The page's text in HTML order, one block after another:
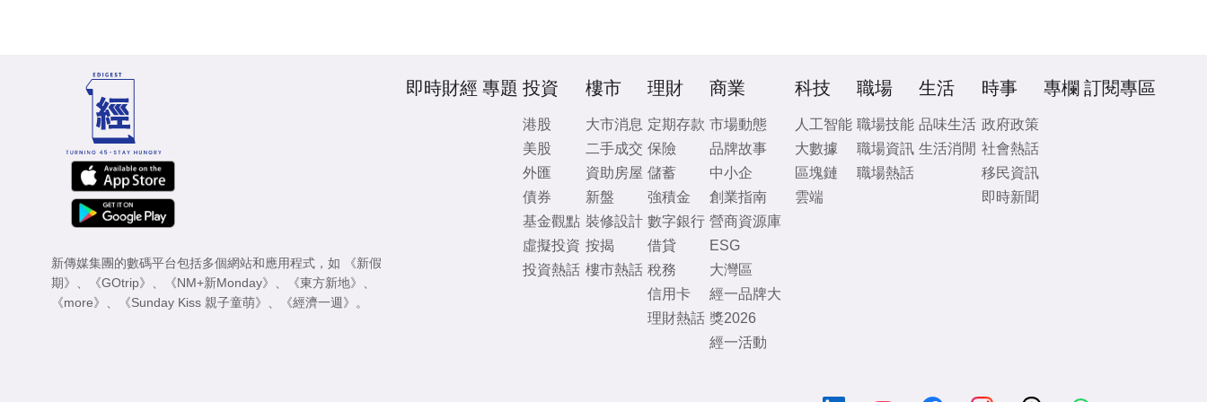
新傳媒集團的數碼平台包括多個網站和應用程式，如
《新假
期》
《GOtrip》 《NM+新Monday》 《東方新地》
《more》
《Sunday Kiss 親子童萌》 《經濟一週》 。
即時財經 專題 投資
港股
美股
外匯
債券
基金觀點
虛擬投資
投資熱話
樓市
大市消息
二手成交
資助房屋
新盤
裝修設計
按揭
樓市熱話
理財
定期存款
保險
儲蓄
強積金
數字銀行
借貸
稅務
信用卡
理財熱話
商業
市場動態
品牌故事
中小企
創業指南
營商資源庫
ESG
大灣區
經一品牌大
獎2026
經一活動
科技
人工智能
大數據
區塊鏈
雲端
職場
職場技能
職場資訊
職場熱話
生活
品味生活
生活消閒
時事
政府政策
社會熱話
移民資訊
即時新聞
專欄 訂閱專區